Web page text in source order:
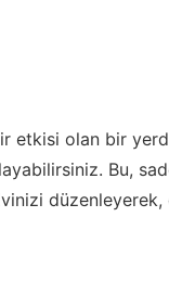
etkisi olan bir
Bu,